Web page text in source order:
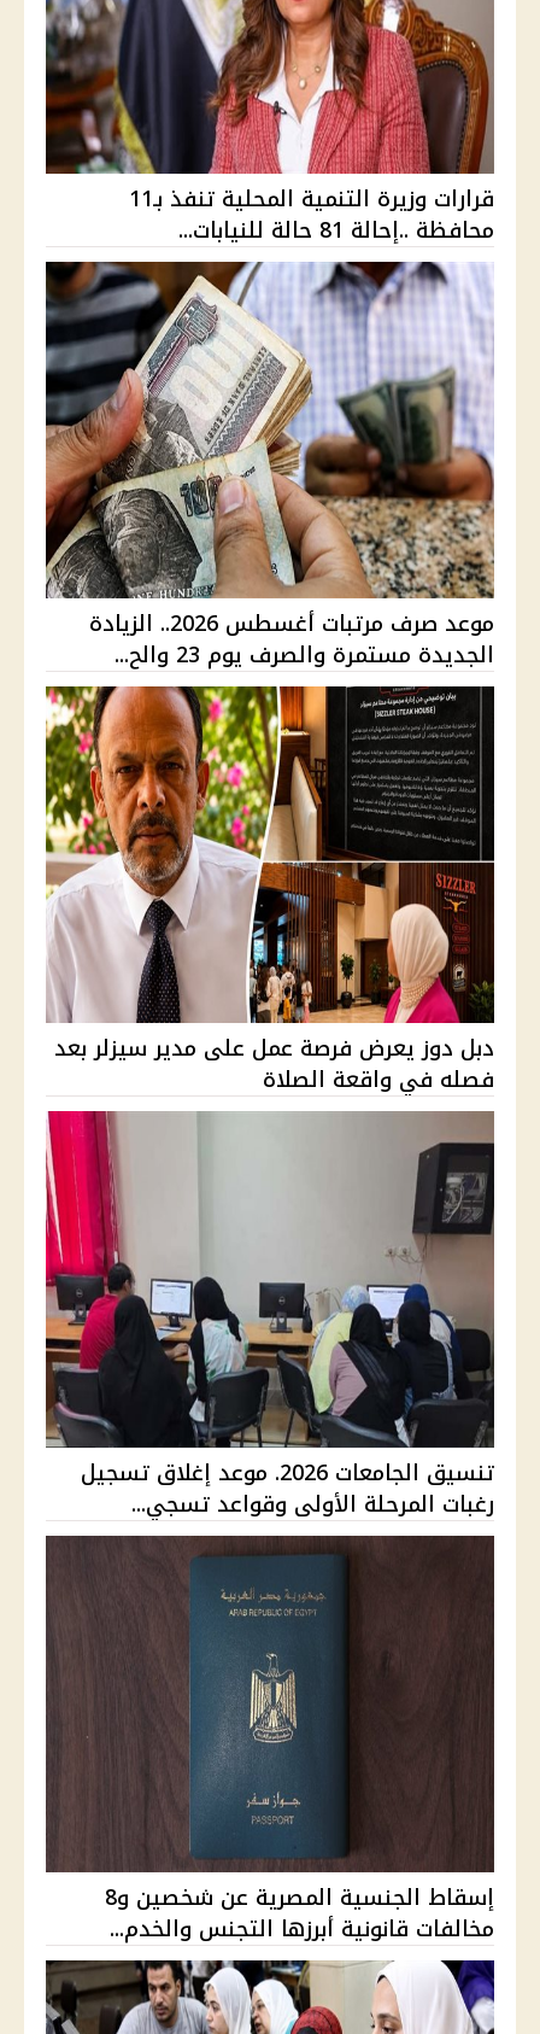
قرارات وزيرة التنمية المحلية تنفذ بـ11
محافظة ..إحالة 81 حالة للنيابات...
موعد صرف مرتبات أغسطس 2026.. الزيادة
الجديدة مستمرة والصرف يوم 23 والح...
دبل دوز يعرض فرصة عمل على مدير سيزلر بعد
فصله في واقعة الصلاة
تنسيق الجامعات 2026. موعد إغلاق تسجيل
رغبات المرحلة الأولى وقواعد تسجي...
إسقاط الجنسية المصرية عن شخصين و8
مخالفات قانونية أبرزها التجنس والخدم...